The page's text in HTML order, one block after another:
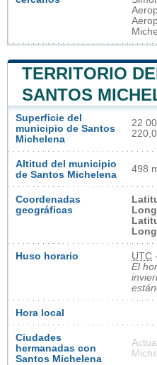
TERRITORIO
SANTOS
Superficie del
municipio de Santos
Michelena
22
Altitud del municipio
de Santos Michelena
498
Coordenadas
geográficas
Huso horario UTC
El
Hora local
Ciudades
hermanadas con
Santos Michelena